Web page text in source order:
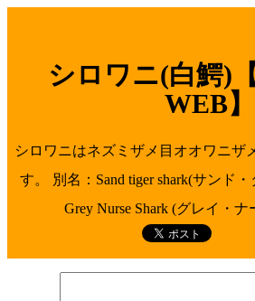
シロワニ(白鰐)
WEB】
シロワニはネズミザメ目オオワニザ
す。 別名：Sand tiger shark(サンド
Grey Nurse Shark (グレイ・